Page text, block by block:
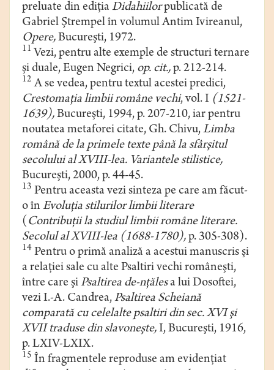
preluate din ediţia Didahiilorpublicată de
Gabriel Ştrempel în volumul Antim Ivireanul,
Opere,Bucureşti, 1972.
11Vezi, pentru alte exemple de structuri ternare
şi duale, Eugen Negrici, op. cit.,p. 212-214.
12 A se vedea, pentru textul acestei predici,
Crestomaţia limbii române vechi, vol. I (1521-
1639),Bucureşti, 1994, p. 207-210, iar pentru
noutatea metaforei citate, Gh. Chivu,Limba
română de la primele texte până la sfârşitul
secolului al XVIII-lea. Variantele stilistice,
Bucureşti, 2000, p. 44-45.
13 Pentru aceasta vezi sinteza pe care am făcut-
o în Evoluţia stilurilor limbii literare
( Contribuţii la studiul limbii române literare.
Secolul al XVIII-lea (1688-1780),p. 305-308).
14 Pentru o primă analiză a acestui manuscris şi
a relaţiei sale cu alte Psaltiri vechi româneşti,
între care şiPsaltirea de-nţălesa lui Dosoftei,
vezi I.-A. Candrea,Psaltirea Scheiană
comparată cu celelalte psaltiri din sec. XVI şi
XVII traduse din slavoneşte,I, Bucureşti, 1916,
p. LXIV-LXIX.
15 În fragmentele reproduse am evidenţiat